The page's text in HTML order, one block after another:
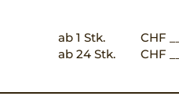
ab 1 Stk.
CHF
ab 24 Stk.
CHF